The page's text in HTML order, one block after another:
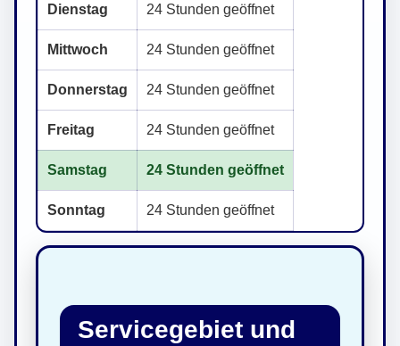
Dienstag 24 Stunden geöffnet
Mittwoch 24 Stunden geöffnet
Donnerstag 24 Stunden geöffnet
Freitag 24 Stunden geöffnet
Samstag 24 Stunden geöffnet
Sonntag 24 Stunden geöffnet
Servicegebiet und